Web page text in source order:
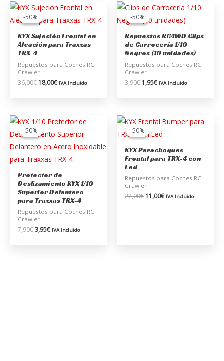
-50%
-50%
KYX Sujeción Frontal en
Aleación para Traxxas
TRX-4
Repuestos para Coches RC
Crawler
36,00€
El
precio
original
36,00€.
18,00€
El
precio
actual
18,00€.
IVA Incluido
-50%
-50%
Repuestos RC4WD Clips
de Carrocería 1/10
Negros (10 unidades)
Repuestos para Coches RC
Crawler
3,90€
El
precio
original
era:
3,90€.
1,95€
El
precio
actual
1,95€.
IVA Incluido
-50%
-50%
Protector de
Deslizamiento KYX 1/10
Superior Delantero
para Traxxas TRX-4
Repuestos para Coches RC
Crawler
7,90€
El
precio
original
7,90€.
3,95€
El
precio
actual
es:
3,95€.
IVA Incluido
-50%
-50%
KYX Parachoques
Frontal para TRX-4 con
Led
Repuestos para Coches RC
Crawler
22,00€
El
precio
original
22,00€.
11,00€
El
precio
11,00€.
IVA Incluido